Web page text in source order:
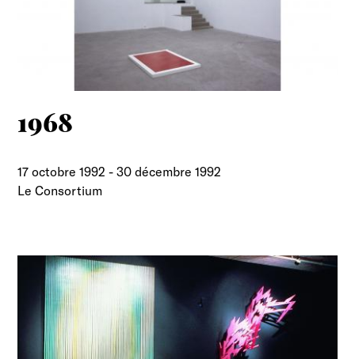
1968
17 octobre 1992 -30 décembre 1992
Le Consortium